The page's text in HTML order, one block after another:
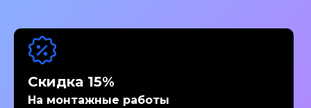
Скидка 15%
На монтажные работы